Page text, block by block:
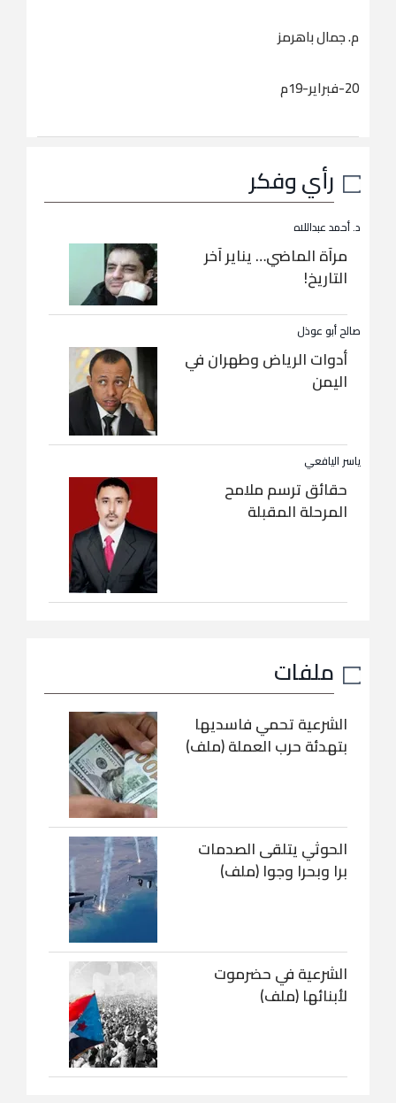
م. جمال باهرمز
20-فبراير-19م
رأي وفكر
د. أحمد عبداللاه
مرآة الماضي… يناير آخر
التاريخ!
صالح أبو عوذل
أدوات الرياض وطهران في
اليمن
ياسر اليافعي
حقائق ترسم ملامح
المرحلة المقبلة
ملفات
الشرعية تحمي فاسديها
بتهدئة حرب العملة (ملف)
الحوثي يتلقى الصدمات
برا وبحرا وجوا (ملف)
الشرعية في حضرموت
لأبنائها (ملف)